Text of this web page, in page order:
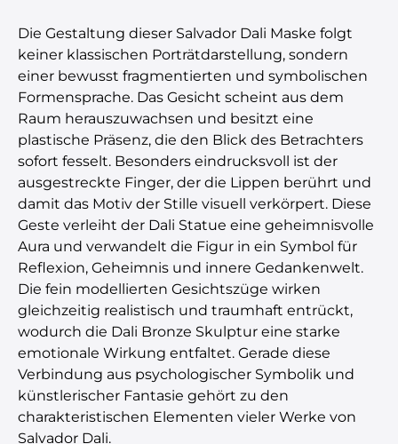
Die Gestaltung dieser Salvador Dali Maske folgt
keiner klassischen Porträtdarstellung, sondern
einer bewusst fragmentierten und symbolischen
Formensprache. Das Gesicht scheint aus dem
Raum herauszuwachsen und besitzt eine
plastische Präsenz, die den Blick des Betrachters
sofort fesselt. Besonders eindrucksvoll ist der
ausgestreckte Finger, der die Lippen berührt und
damit das Motiv der Stille visuell verkörpert. Diese
Geste verleiht der Dali Statue eine geheimnisvolle
Aura und verwandelt die Figur in ein Symbol für
Reflexion, Geheimnis und innere Gedankenwelt.
Die fein modellierten Gesichtszüge wirken
gleichzeitig realistisch und traumhaft entrückt,
wodurch die Dali Bronze Skulptur eine starke
emotionale Wirkung entfaltet. Gerade diese
Verbindung aus psychologischer Symbolik und
künstlerischer Fantasie gehört zu den
charakteristischen Elementen vieler Werke von
Salvador Dali.